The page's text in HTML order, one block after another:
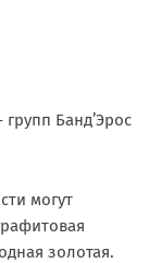
Банд’Эрос
могут
золотая.